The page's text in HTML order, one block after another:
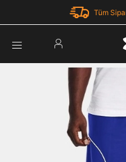
Tüm
E-posta Adresi *
Parola
E-posta adresi